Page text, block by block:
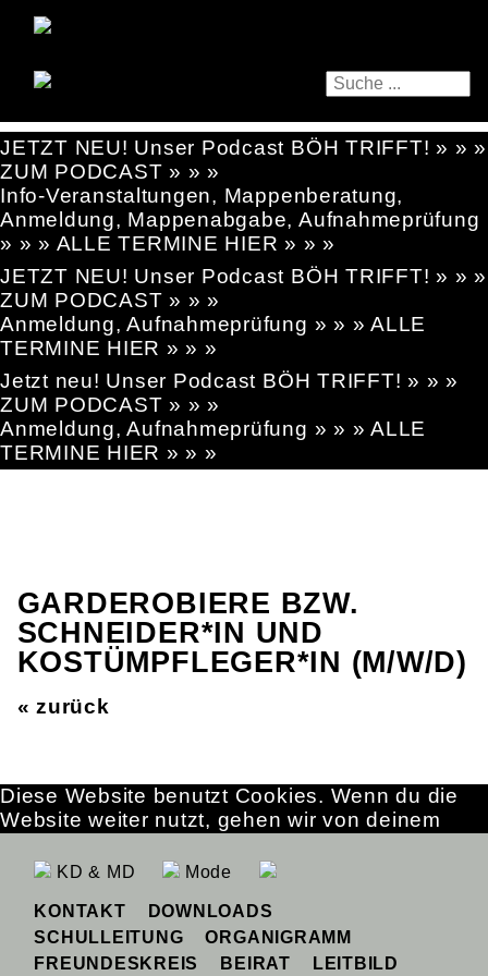
JETZT NEU! Unser Podcast BÖH TRIFFT! » » »
ZUM PODCAST » » »
Info-Veranstaltungen, Mappenberatung,
Anmeldung, Mappenabgabe, Aufnahmeprüfung
» » » ALLE TERMINE HIER » » »
JETZT NEU! Unser Podcast BÖH TRIFFT! » » »
ZUM PODCAST » » »
Anmeldung, Aufnahmeprüfung » » » ALLE
TERMINE HIER » » »
Jetzt neu! Unser Podcast BÖH TRIFFT! » » »
ZUM PODCAST » » »
Anmeldung, Aufnahmeprüfung » » » ALLE
TERMINE HIER » » »
GARDEROBIERE BZW.
SCHNEIDER*IN UND
KOSTÜMPFLEGER*IN (M/W/D)
« zurück
KD & MD Mode
KONTAKT
DOWNLOADS
SCHULLEITUNG
ORGANIGRAMM
FREUNDESKREIS
BEIRAT LEITBILD
Diese Website benutzt Cookies. Wenn du die
Website weiter nutzt, gehen wir von deinem